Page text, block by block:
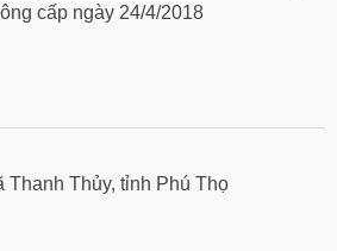
cấp ngày 24/4/2018
Thanh Thủy, tỉnh Phú Thọ